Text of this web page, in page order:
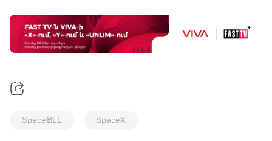
SpaceBEE SpaceX